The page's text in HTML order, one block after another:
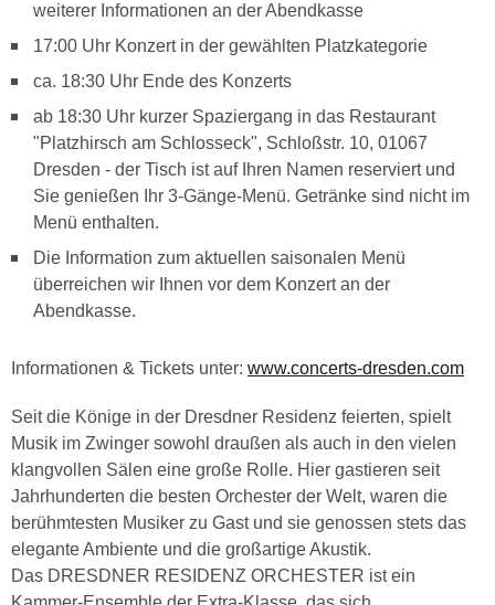
weiterer Informationen an der Abendkasse
17:00 Uhr Konzert in der gewählten Platzkategorie
ca. 18:30 Uhr Ende des Konzerts
ab 18:30 Uhr kurzer Spaziergang in das Restaurant
"Platzhirsch am Schlosseck", Schloßstr. 10, 01067
Dresden - der Tisch ist auf Ihren Namen reserviert und
Sie genießen Ihr 3-Gänge-Menü. Getränke sind nicht im
Menü enthalten.
Die Information zum aktuellen saisonalen Menü
überreichen wir Ihnen vor dem Konzert an der
Abendkasse.
Informationen & Tickets unter: www.concerts-dresden.com
Seit die Könige in der Dresdner Residenz feierten, spielt
Musik im Zwinger sowohl draußen als auch in den vielen
klangvollen Sälen eine große Rolle. Hier gastieren seit
Jahrhunderten die besten Orchester der Welt, waren die
berühmtesten Musiker zu Gast und sie genossen stets das
elegante Ambiente und die großartige Akustik.
Das DRESDNER RESIDENZ ORCHESTER ist ein